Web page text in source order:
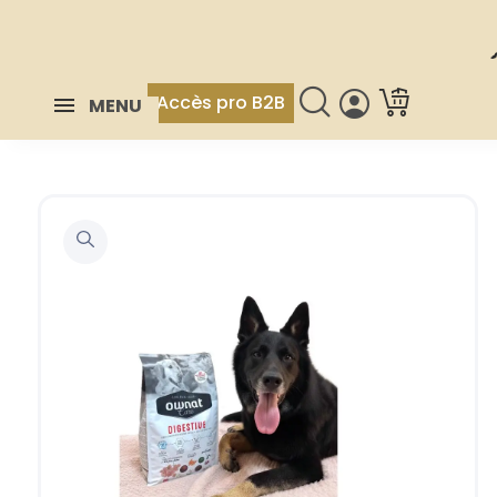
MENU Accès pro B2B